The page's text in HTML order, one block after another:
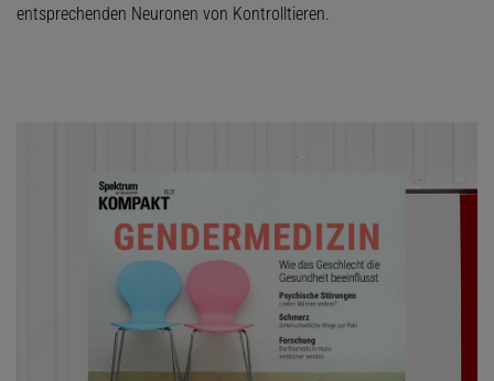
entsprechenden Neuronen von Kontrolltieren.